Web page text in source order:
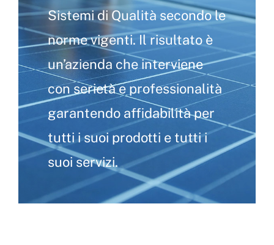
Sistemi di Qualità secondo le
norme vigenti. Il risultato è
un’azienda che interviene
con serietà e professionalità
garantendo affidabilità per
tutti i suoi prodotti e tutti i
suoi servizi.